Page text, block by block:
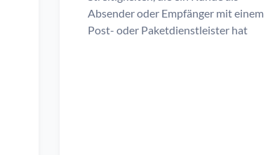
Absender oder Empfänger mit einem
Post- oder Paketdienstleister hat